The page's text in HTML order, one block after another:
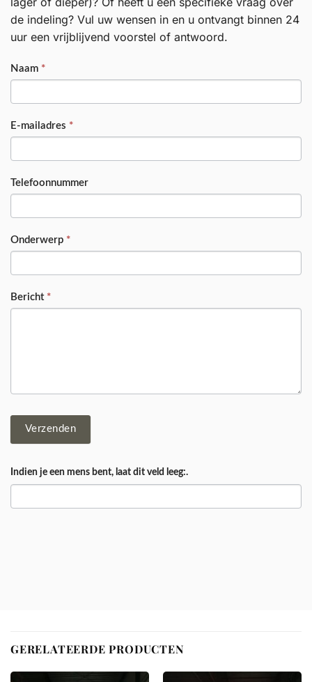
de indeling? Vul uw wensen in en u ontvangt binnen 24
uur een vrijblijvend voorstel of antwoord.
PRODUCT
Naam *
E-mailadres *
Telefoonnummer
Onderwerp *
Bericht *
Verzenden
Indien je een mens bent, laat dit veld leeg:.
GERELATEERDE PRODUCTEN